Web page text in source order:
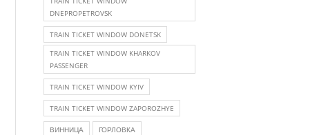
DNEPROPETROVSK
TRAIN TICKET WINDOW DONETSK
TRAIN TICKET WINDOW KHARKOV
PASSENGER
TRAIN TICKET WINDOW KYIV
TRAIN TICKET WINDOW ZAPOROZHYE
ВИННИЦА ГОРЛОВКА